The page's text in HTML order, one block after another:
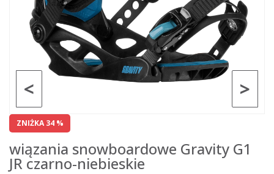
>
<
ZNIŻKA 34 %
wiązania snowboardowe Gravity G1
JR czarno-niebieskie